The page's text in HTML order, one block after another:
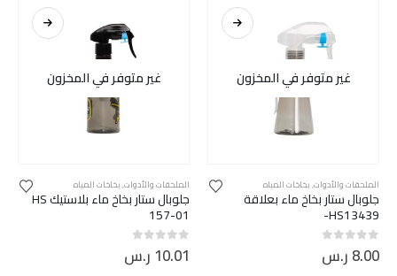
غير متوفر في المخزون
الملحقات والأدوات,بخاخات المياه
جلوبال ستار بخاخ ماء بعلاقة
HS13439-
0
out of 5
8.00ر.س
غير متوفر في المخزون
الملحقات والأدوات,بخاخات المياه
جلوبال ستار بخاخ ماء بلاستيك HS
157-01
0
out of 5
10.01ر.س